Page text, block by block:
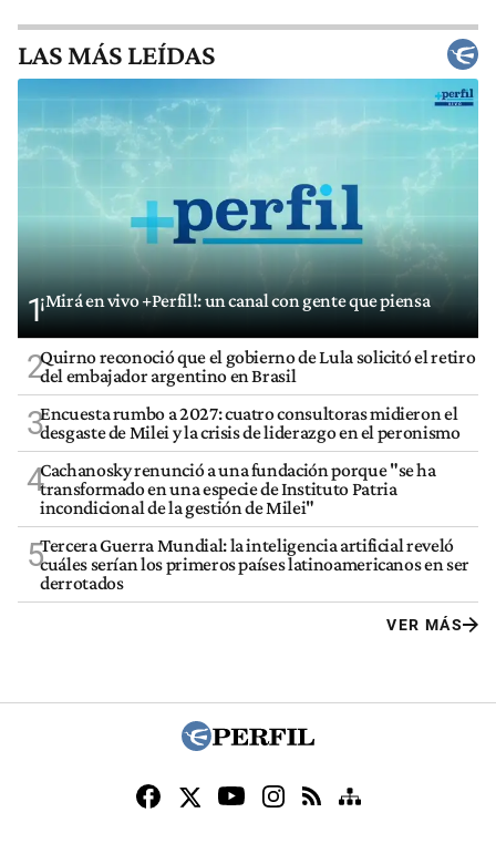
LAS MÁS LEÍDAS
1¡Mirá en vivo +Perfil!: un canal con gente que piensa
2Quirno reconoció que el gobierno de Lula solicitó el retiro
del embajador argentino en Brasil
3Encuesta rumbo a 2027: cuatro consultoras midieron el
desgaste de Milei y la crisis de liderazgo en el peronismo
4Cachanosky renunció a una fundación porque "se ha
transformado en una especie de Instituto Patria
incondicional de la gestión de Milei"
5Tercera Guerra Mundial: la inteligencia artificial reveló
cuáles serían los primeros países latinoamericanos en ser
derrotados
VER MÁS